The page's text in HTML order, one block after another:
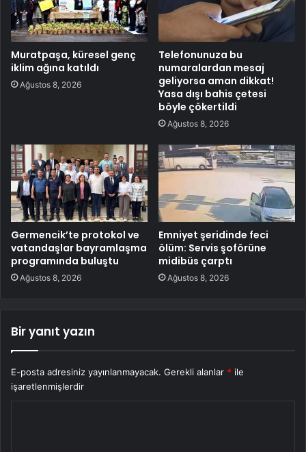
Muratpaşa, küresel genç
iklim ağına katıldı
Ağustos 8, 2026
Telefonunuza bu
numaralardan mesaj
geliyorsa aman dikkat!
Yasa dışı bahis çetesi
böyle çökertildi
Ağustos 8, 2026
Germencik’te protokol ve
vatandaşlar bayramlaşma
programında buluştu
Ağustos 8, 2026
Emniyet şeridinde feci
ölüm: Servis şoförüne
midibüs çarptı
Ağustos 8, 2026
Bir yanıt yazın
E-posta adresiniz yayınlanmayacak. Gerekli alanlar * ile
işaretlenmişlerdir